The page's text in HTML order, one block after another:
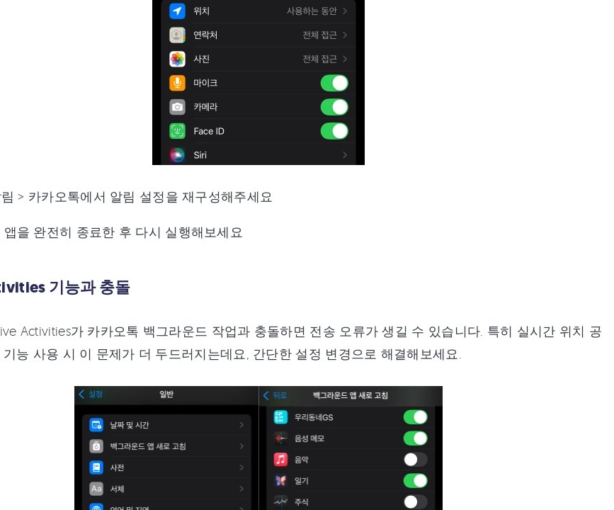
> 카카오톡에서 알림 설정을 재구성해주세요
앱을 완전히 종료한 후 다시 실행해보세요
기능과 충돌
Activities가 카카오톡 백그라운드 작업과 충돌하면 전송 오류가 생길 수 있습니다. 특히 실시간 위치 공
능 사용 시 이 문제가 더 두드러지는데요, 간단한 설정 변경으로 해결해보세요.